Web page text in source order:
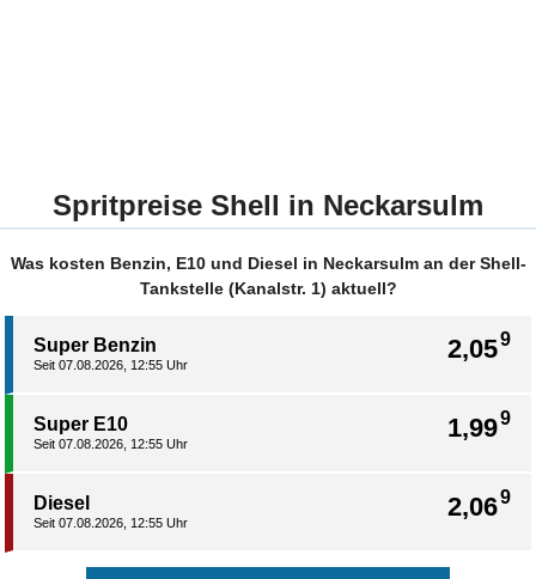
Spritpreise Shell in Neckarsulm
Was kosten Benzin, E10 und Diesel in Neckarsulm an der Shell-
Tankstelle (Kanalstr. 1) aktuell?
2,059
Super Benzin
Seit 07.08.2026, 12:55 Uhr
1,999
Super E10
Seit 07.08.2026, 12:55 Uhr
2,069
Diesel
Seit 07.08.2026, 12:55 Uhr